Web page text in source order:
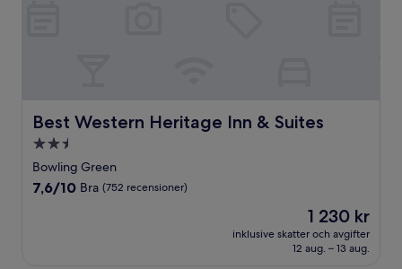
Best Western Heritage Inn & Suites
Best Western Heritage Inn & Suites
2.5-
stjärnigt
boende
Bowling Green
7.6
7,6/10 Bra (752 recensioner)
Priset
är
1 230 kr
1 230 kr
inklusive skatter och avgifter
12 aug. – 13 aug.